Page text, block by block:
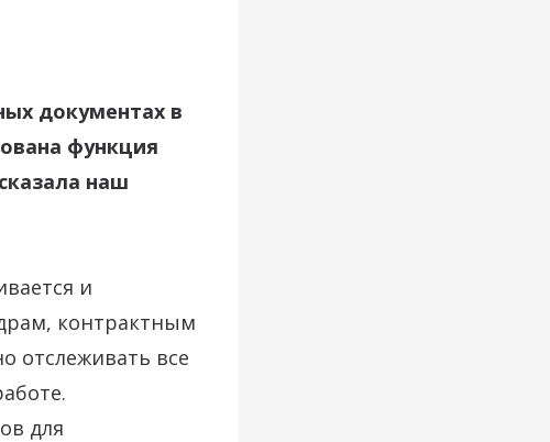
документах в
функция
наш
и
контрактным
отслеживать все
для